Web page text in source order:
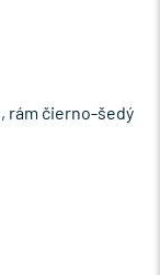
rám čierno-šedý